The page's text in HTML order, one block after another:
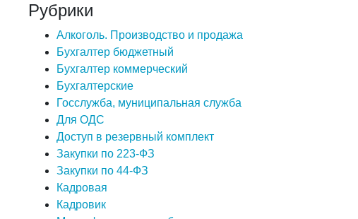
Рубрики
Алкоголь. Производство и продажа
Бухгалтер бюджетный
Бухгалтер коммерческий
Бухгалтерские
Госслужба, муниципальная служба
Для ОДС
Доступ в резервный комплект
Закупки по 223-ФЗ
Закупки по 44-ФЗ
Кадровая
Кадровик